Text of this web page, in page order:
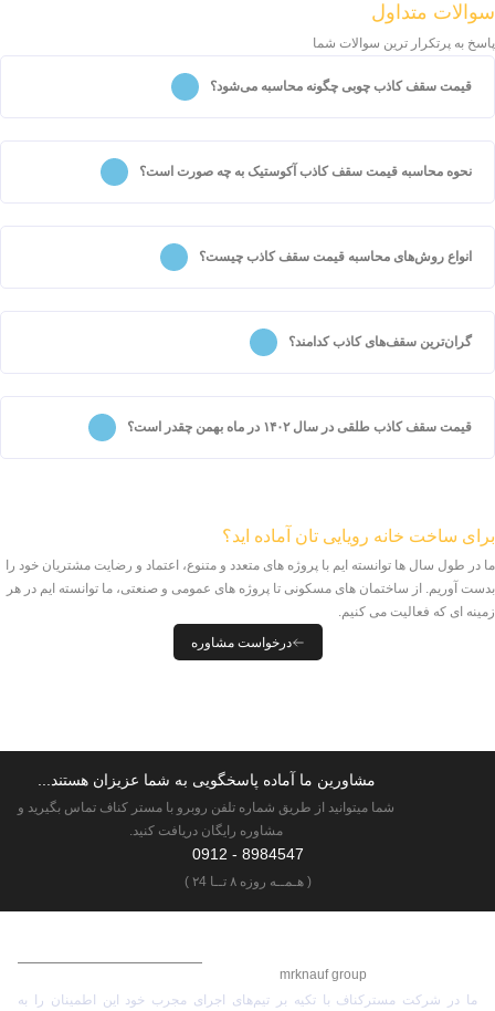
سوالات متداول
پاسخ به پرتکرار ترین سوالات شما
قیمت سقف کاذب چوبی چگونه محاسبه می‌شود؟
نحوه محاسبه قیمت سقف کاذب آکوستیک به چه صورت است؟
انواع روش‌های محاسبه قیمت سقف کاذب چیست؟
گران‌ترین سقف‌های کاذب کدامند؟
قیمت سقف کاذب طلقی در سال ۱۴۰۲ در ماه بهمن چقدر است؟
برای ساخت خانه رویایی تان آماده اید؟
ما در طول سال ها توانسته ایم با پروژه های متعدد و متنوع، اعتماد و رضایت مشتریان خود را
بدست آوریم. از ساختمان های مسکونی تا پروژه های عمومی و صنعتی، ما توانسته ایم در هر
زمینه ای که فعالیت می کنیم.
درخواست مشاوره
مشاورین ما آماده پاسخگویی به شما عزیزان هستند...
شما میتوانید از طریق شماره تلفن روبرو با مستر کناف تماس بگیرید و
مشاوره رایگان دریافت کنید.
8984547 - 0912
( هـمــه روزه ۸ تــا ۲4 )
mrknauf group
ما در شرکت مسترکناف با تکیه بر تیم‌های اجرای مجرب خود این اطمینان را به